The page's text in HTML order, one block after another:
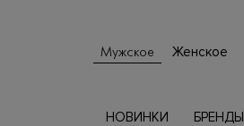
Мужское Женское
НОВИНКИ БРЕНДЫ